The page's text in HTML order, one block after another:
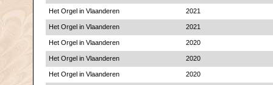
Het Orgel in Vlaanderen 2021
Het Orgel in Vlaanderen 2021
Het Orgel in Vlaanderen 2020
Het Orgel in Vlaanderen 2020
Het Orgel in Vlaanderen 2020